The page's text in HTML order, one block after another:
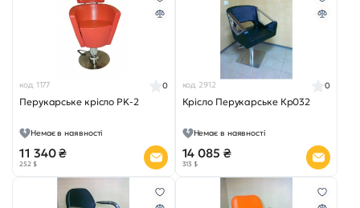
код 1177
Перукарське крісло PK-2
0
Немає в наявності
11 340 ₴
252 $
код 2912
Крісло Перукарське Кр032
0
Немає в наявності
14 085 ₴
313 $